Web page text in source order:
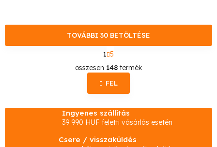
L
i
s
t
a
r
TOVÁBBI 30 BETÖLTÉSE
L
a
p
o
z
1 5
összesen 148 termék
FEL
Ingyenes szállítás
39 990 HUF feletti vásárlás esetén
Csere / visszaküldés